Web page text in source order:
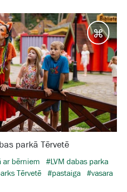
parkā Tērvetē
ar bērniem
#LVM dabas parka
Tērvetē #pastaiga #vasara